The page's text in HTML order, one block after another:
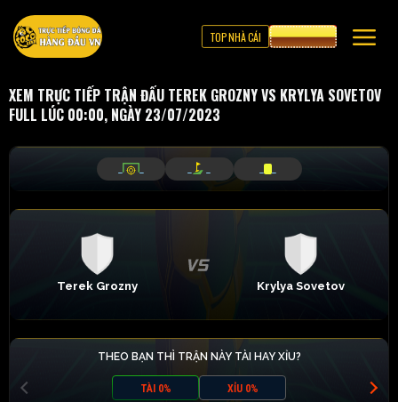
TOP NHÀ CÁI CƯỢC 8XBET
XEM TRỰC TIẾP TRẬN ĐẤU TEREK GROZNY VS KRYLYA SOVETOV
FULL LÚC 00:00, NGÀY 23/07/2023
_ _
Terek Grozny Krylya Sovetov
THEO BẠN THÌ TRẬN NÀY TÀI HAY XỈU?
TÀI 0% XỈU 0%